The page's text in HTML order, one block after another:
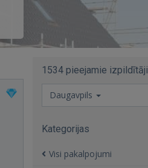
1534 pieejamie izpildītāji
Daugavpils
Kategorijas
Visi pakalpojumi